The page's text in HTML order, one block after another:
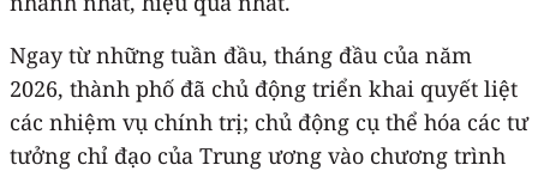
Ngay từ những tuần đầu, tháng đầu của năm
2026, thành phố đã chủ động triển khai quyết liệt
các nhiệm vụ chính trị; chủ động cụ thể hóa các tư
tưởng chỉ đạo của Trung ương vào chương trình